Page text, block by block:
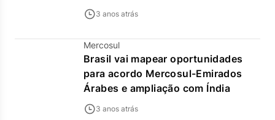
3 anos atrás
Mercosul
Brasil vai mapear oportunidades
para acordo Mercosul-Emirados
Árabes e ampliação com Índia
3 anos atrás